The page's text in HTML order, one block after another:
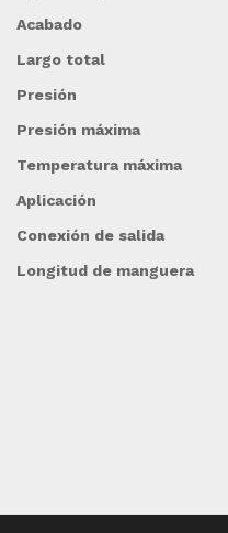
Acabado
Largo total
Presión
Presión máxima
Temperatura máxima
Aplicación
Conexión de salida
Longitud de manguera